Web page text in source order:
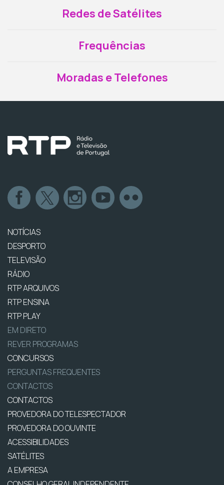
Redes de Satélites
Frequências
Moradas e Telefones
NOTÍCIAS
DESPORTO
TELEVISÃO
RÁDIO
RTP ARQUIVOS
RTP ENSINA
RTP PLAY
EM DIRETO
REVER PROGRAMAS
CONCURSOS
PERGUNTAS FREQUENTES
CONTACTOS
CONTACTOS
PROVEDORA DO TELESPECTADOR
PROVEDORA DO OUVINTE
ACESSIBILIDADES
SATÉLITES
A EMPRESA